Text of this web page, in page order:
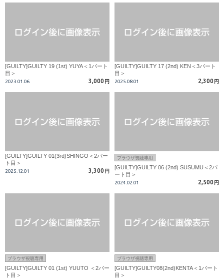
[GUILTY]GUILTY 19 (1st) YUYA＜1パート
目＞
2023.01.06 3,000 円
[GUILTY]GUILTY 17 (2nd) KEN＜3パート
目＞
2025.08.01 2,300 円
[GUILTY]GUILTY 01(3rd)SHINGO＜2パー
ト目＞
2025.12.01 3,300 円
ブラウザ視聴専用
[GUILTY]GUILTY 06 (2nd) SUSUMU＜2パ
ート目＞
2024.02.01 2,500 円
ブラウザ視聴専用
[GUILTY]GUILTY 01 (1st) YUUTO ＜2パー
ト目＞
ブラウザ視聴専用
[GUILTY]GUILTY08(2nd)KENTA＜1パート
目＞